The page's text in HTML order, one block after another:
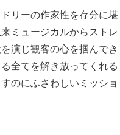
リーの作家性を存分に堪
ミュージカルからストレ
演じ観客の心を掴んでき
全てを解き放ってくれる
のにふさわしいミッショ